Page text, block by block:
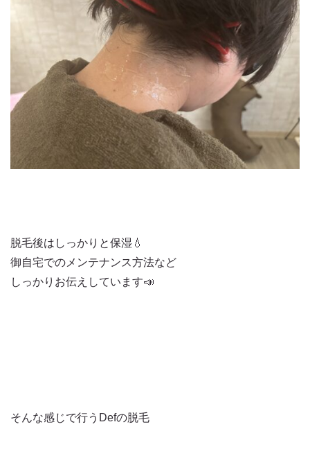
脱毛後はしっかりと保湿💧
御自宅でのメンテナンス方法など
しっかりお伝えしています📣
そんな感じで行うDefの脱毛